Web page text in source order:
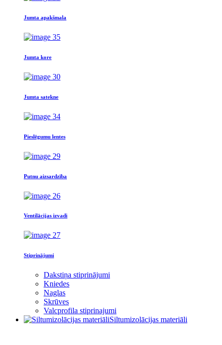
Jumta apakšmala
Jumta kore
Jumta satekne
Pieslēgumu lentes
Putnu aizsardzība
Ventilācijas izvadi
Stiprinājumi
Dakstiņa stiprinājumi
Kniedes
Naglas
Skrūves
Valcprofila stiprinajumi
Siltumizolācijas materiāli